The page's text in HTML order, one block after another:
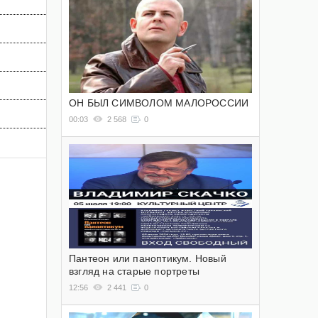
ОН БЫЛ СИМВОЛОМ МАЛОРОССИИ
00:03 2 568 0
Пантеон или паноптикум. Новый
взгляд на старые портреты
12:56 2 441 0